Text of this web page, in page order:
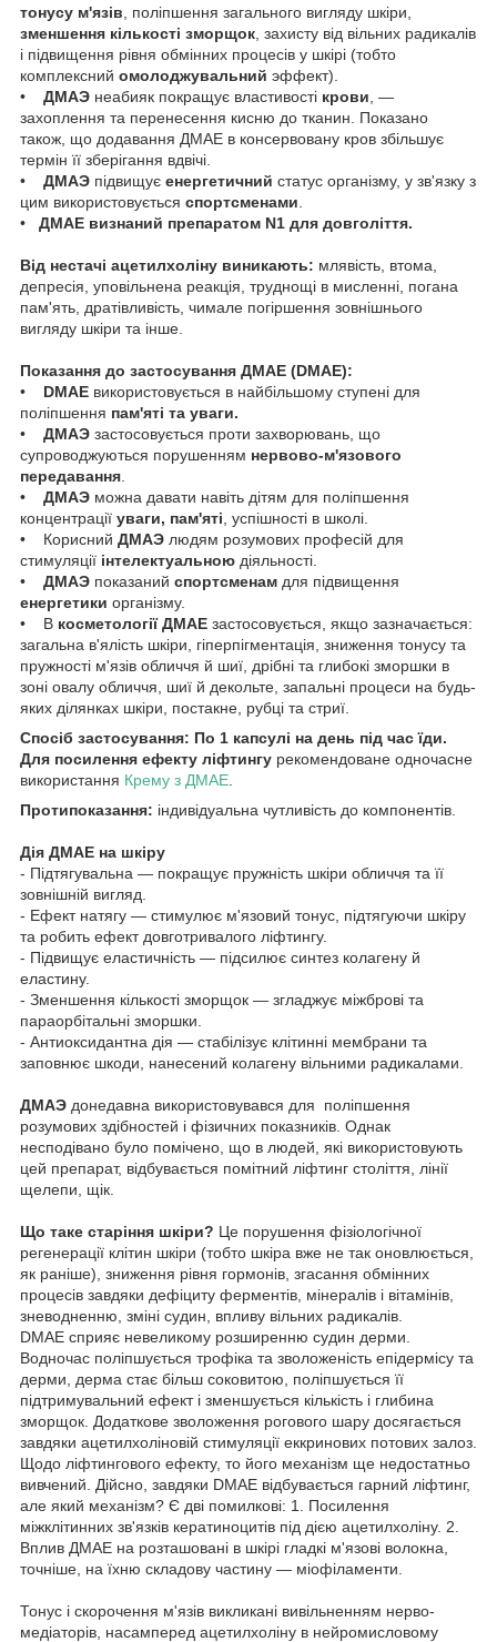
тонусу м'язів , поліпшення загального вигляду шкіри,
зменшення кількості зморщок , захисту від вільних радикалів
і підвищення рівня обмінних процесів у шкірі (тобто
комплексний омолоджувальний эффект).
• ДМАЭ неабияк покращує властивості крови , —
захоплення та перенесення кисню до тканин. Показано
також, що додавання ДМАЕ в консервовану кров збільшує
термін її зберігання вдвічі.
• ДМАЭ підвищує енергетичний статус організму, у зв'язку з
цим використовується спортсменами
• ДМАЕ визнаний препаратом N1 для довголіття.
Від нестачі ацетилхоліну виникають: млявість, втома,
депресія, уповільнена реакція, труднощі в мисленні, погана
пам'ять, дратівливість, чимале погіршення зовнішнього
вигляду шкіри та інше.
Показання до застосування ДМАЕ (DMAE):
• DMAE використовується в найбільшому ступені для
поліпшення пам'яті та уваги.
• ДМАЭ застосовується проти захворювань, що
супроводжуються порушенням нервово-м'язового
передавання
• ДМАЭ можна давати навіть дітям для поліпшення
концентрації уваги, пам'яті , успішності в школі.
• Корисний ДМАЭ людям розумових професій для
стимуляції інтелектуальною діяльності.
• ДМАЭ показаний спортсменам для підвищення
енергетики організму.
• В косметології ДМАЕ застосовується, якщо зазначається:
загальна в'ялість шкіри, гіперпігментація, зниження тонусу та
пружності м'язів обличчя й шиї, дрібні та глибокі зморшки в
зоні овалу обличчя, шиї й декольте, запальні процеси на будь-
яких ділянках шкіри, постакне, рубці та стриї.
Спосіб застосування: По 1 капсулі на день під час їди.
Для посилення ефекту ліфтингу рекомендоване одночасне
використання Крему з ДМАЕ
Протипоказання: індивідуальна чутливість до компонентів.
Дія ДМАЕ на шкіру
- Підтягувальна — покращує пружність шкіри обличчя та її
зовнішній вигляд.
- Ефект натягу — стимулює м'язовий тонус, підтягуючи шкіру
та робить ефект довготривалого ліфтингу.
- Підвищує еластичність — підсилює синтез колагену й
еластину.
- Зменшення кількості зморщок — згладжує міжброві та
параорбітальні зморшки.
- Антиоксидантна дія — стабілізує клітинні мембрани та
заповнює шкоди, нанесений колагену вільними радикалами.
ДМАЭ донедавна використовувався для поліпшення
розумових здібностей і фізичних показників. Однак
несподівано було помічено, що в людей, які використовують
цей препарат, відбувається помітний ліфтинг століття, лінії
щелепи, щік.
Що таке старіння шкіри? Це порушення фізіологічної
регенерації клітин шкіри (тобто шкіра вже не так оновлюється,
як раніше), зниження рівня гормонів, згасання обмінних
процесів завдяки дефіциту ферментів, мінералів і вітамінів,
зневодненню, зміні судин, впливу вільних радикалів.
DMAE сприяє невеликому розширенню судин дерми.
Водночас поліпшується трофіка та зволоженість епідермісу та
дерми, дерма стає більш соковитою, поліпшується її
підтримувальний ефект і зменшується кількість і глибина
зморщок. Додаткове зволоження рогового шару досягається
завдяки ацетилхоліновій стимуляції еккринових потових залоз.
Щодо ліфтингового ефекту, то його механізм ще недостатньо
вивчений. Дійсно, завдяки DMAE відбувається гарний ліфтинг,
але який механізм? Є дві помилкові: 1. Посилення
міжклітинних зв'язків кератиноцитів під дією ацетилхоліну. 2.
Вплив ДМАЕ на розташовані в шкірі гладкі м'язові волокна,
точніше, на їхню складову частину — міофіламенти.
Тонус і скорочення м'язів викликані вивільненням нерво-
медіаторів, насамперед ацетилхоліну в нейромисловому